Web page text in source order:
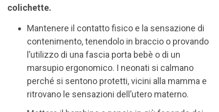
colichette.
Mantenere il contatto fisico e la sensazione di
contenimento, tenendolo in braccio o provando
l’utilizzo di una fascia porta bebè o di un
marsupio ergonomico. I neonati si calmano
perché si sentono protetti, vicini alla mamma e
ritrovano le sensazioni dell’utero materno.